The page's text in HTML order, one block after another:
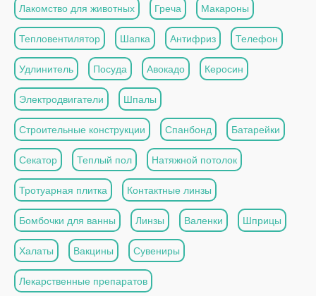
Лакомство для животных Греча Макароны
Тепловентилятор Шапка Антифриз Телефон
Удлинитель Посуда Авокадо Керосин
Электродвигатели Шпалы
Строительные конструкции Спанбонд Батарейки
Секатор Теплый пол Натяжной потолок
Тротуарная плитка Контактные линзы
Бомбочки для ванны Линзы Валенки Шприцы
Халаты Вакцины Сувениры
Лекарственные препаратов